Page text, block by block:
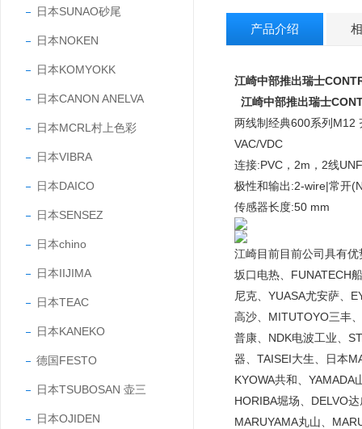
日本SUNAO砂尾
日本NOKEN
日本KOMYOKK
日本CANON ANELVA
日本MCRL村上色彩
日本VIBRA
日本DAICO
日本SENSEZ
日本chino
日本IIJIMA
日本TEAC
日本KANEKO
德国FESTO
日本TSUBOSAN 壶三
日本OJIDEN
产品介绍
江崎中部推出瑞士
江崎中部推出瑞士
两线制经典600系列M12
VAC/VDC
连接:PVC，2m，2线
极性和输出:2-wire|常开
传感器长度:50 mm
江崎目前目前公司具有
坂口电热、FUNATECH
尼克、YUASA尤安萨、
高沙、MITUTOYO三丰
普康、NDK电波工业、
器、TAISEI大生、日本
KYOWA共和、YAMADA
HORIBA堀场、DELVO
MARUYAMA丸山、